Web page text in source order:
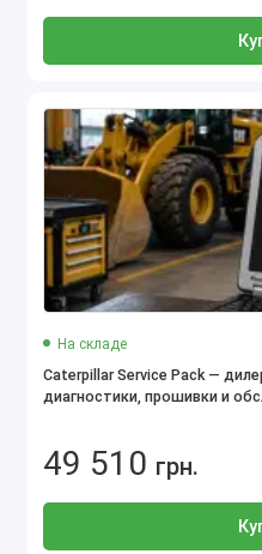
На складе
Caterpillar Service Pack —
диагностики, прошивки и
49 510 грн.